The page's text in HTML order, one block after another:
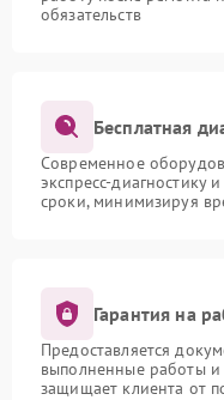
обязательств
Бесплатная
Современное
экспресс-диагностику
сроки, минимизируя
Гарантия на
Предоставляется
выполненные работы и
защищает клиента от